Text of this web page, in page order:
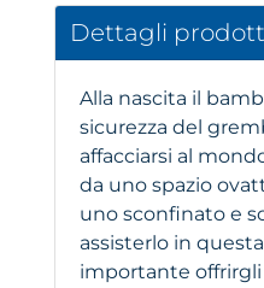
Dettagli
Alla nascita il
sicurezza del
affacciarsi al
da uno spazio
uno sconfinato e
assisterlo in
importante